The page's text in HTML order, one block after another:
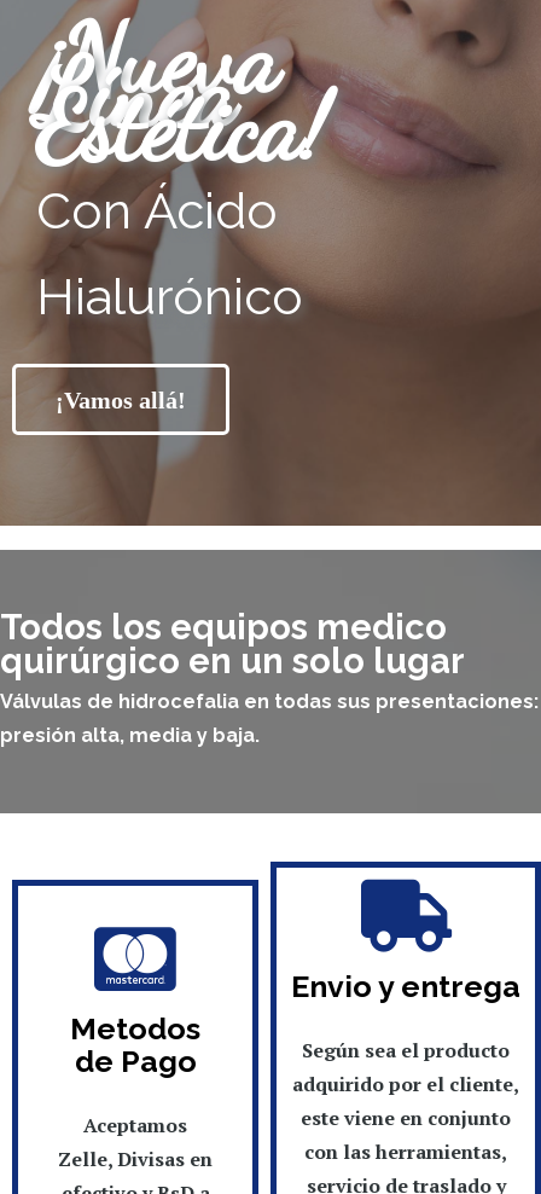
¡Nueva
Línea
Estética!
Con Ácido
Hialurónico
¡Vamos allá!
Todos los equipos medico
quirúrgico en un solo lugar
Válvulas de hidrocefalia en todas sus presentaciones:
presión alta, media y baja.
Metodos
de Pago
Aceptamos
Zelle, Divisas en
Envio y entrega
Según sea el producto
adquirido por el cliente,
este viene en conjunto
con las herramientas,
servicio de traslado y